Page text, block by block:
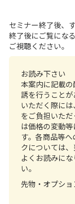
セミナー終了後、
終了後にご覧にな
ご視聴ください。
お読み下さい
本案内に記載
誘を行うこと
いただく際に
をご負担いた
は価格の変動
す。各商品等
クについては
よくお読みに
い。
先物・オプシ